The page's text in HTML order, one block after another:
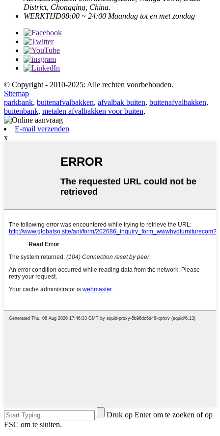
District, Chongqing, China.
WERKTIJD08:00 ~ 24:00 Maandag tot en met zondag
© Copyright - 2010-2025: Alle rechten voorbehouden.
Sitemap
parkbank, buitenafvalbakken, afvalbak buiten, buitenafvalbakken,
buitenbank, metalen afvalbakken voor buiten,
E-mail verzenden
x
Druk op Enter om te zoeken of op
ESC om te sluiten.